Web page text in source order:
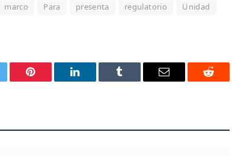
marco Para presenta regulatorio
Unidad
Pinterest LinkedIn Tumblr Email Reddit